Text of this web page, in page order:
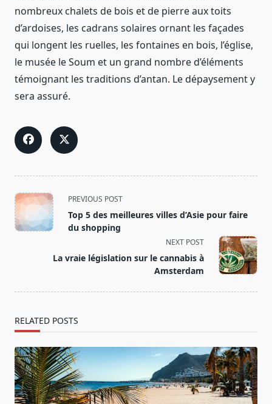
nombreux chalets de bois et de pierre aux toits
d’ardoises, les cadrans solaires ornant les façades
qui longent les ruelles, les fontaines en bois, l’église,
le musée le Soum et un grand nombre d’éléments
témoignant les traditions d’antan. Le dépaysement y
sera assuré.
<span
class="nav-
subtitle
PREVIOUS POST
Top 5 des meilleures villes d’Asie pour faire
du shopping
NEXT POST
La vraie législation sur le cannabis à
Amsterdam
RELATED POSTS